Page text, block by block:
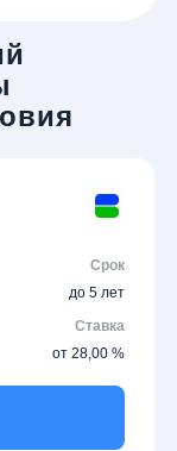
Срок
до 5 лет
Ставка
от 28,00 %